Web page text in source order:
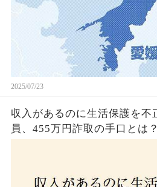
2025/07/23
収入があるのに生活保護を
員、455万円詐取の手口とは